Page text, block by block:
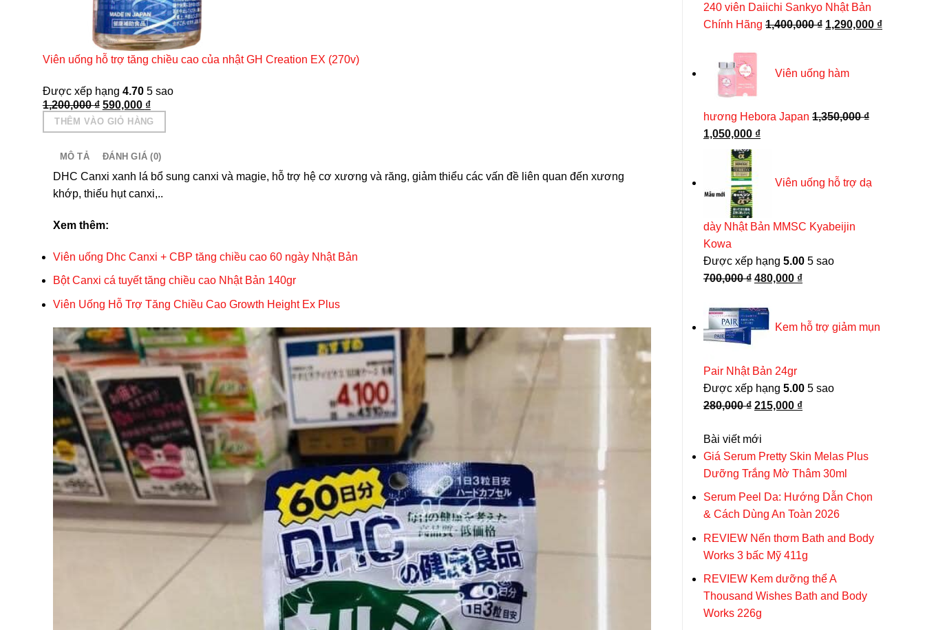
240 viên Daiichi Sankyo Nhật Bản
Chính Hãng 1,400,000₫ Giá
1,400,000 ₫.
1,290,000 ₫Giá
Viên uống hàm
hương Hebora Japan 1,350,000₫
Giá
1,350,000 ₫.
1,050,000 ₫Giá
Viên uống hỗ trợ dạ
dày Nhật Bản MMSC Kyabeijin
Kowa
Được xếp hạng 5.00 5 sao
700,000₫ Giá
là:
700,000 ₫.
480,000 ₫Giá
là:
Kem hỗ trợ giảm mụn
Pair Nhật Bản 24gr
Được xếp hạng 5.00 5 sao
280,000₫ Giá
là:
280,000 ₫.
215,000 ₫Giá
là:
215,000 ₫.
Bài viết mới
Giá Serum Pretty Skin Melas Plus
Dưỡng Trắng Mờ Thâm 30ml
Serum Peel Da: Hướng Dẫn Chọn
& Cách Dùng An Toàn 2026
REVIEW Nến thơm Bath and Body
Works 3 bấc Mỹ 411g
REVIEW Kem dưỡng thể A
Thousand Wishes Bath and Body
Works 226g
Viên uống hỗ trợ tăng chiều cao của nhật GH Creation EX (270v)
Được xếp hạng 4.705 sao
1,200,000₫ Giá
gốc
là:
590,000 ₫Giá
hiện
tại
THÊM VÀO GIỎ HÀNG
Tảo hỗ trợ tăng chiều cao Shinshin Kakumei Nhật
Được xếp hạng
gốc
là:
550,000 ₫.
hiện
THÊM VÀO GIỎ HÀNG
MÔ TẢ ĐÁNH GIÁ (0)
DHC Canxi xanh lá bổ sung canxi và magie, hỗ trợ hệ cơ xương và răng, giảm thiểu các vấn đề liên quan đến xương
khớp, thiếu hụt canxi,..
Xem thêm:
Viên uống Dhc Canxi + CBP tăng chiều cao 60 ngày Nhật Bản
Bột Canxi cá tuyết tăng chiều cao Nhật Bản 140gr
Viên Uống Hỗ Trợ Tăng Chiều Cao Growth Height Ex Plus